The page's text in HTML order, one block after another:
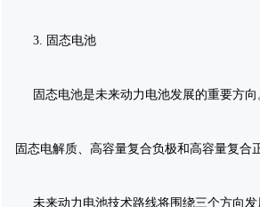
3. 固态电池
固态电池是未来动力电池发展的重要方
固态电解质、高容量复合负极和高容量复合
未来动力电池技术路线将围绕三个方向发